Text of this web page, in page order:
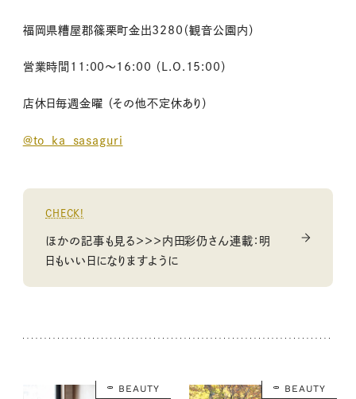
福岡県糟屋郡篠栗町金出3280 （観音公園内）
営業時間11:00〜 16:00 （ L.O.15:00 ）
店休日毎週金曜 （その他不定休あり）
@to_ka_sasaguri
CHECK!
ほかの記事も見る＞＞＞内田彩仍さん連載：明
日もいい日になりますように
BEAUTY BEAUTY